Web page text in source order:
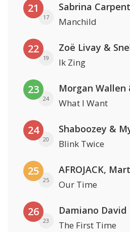
21
17
Sabrina
Manchild
22
19
Zoë Livay &
Ik Zing
23
24
Morgan Wallen
What I Want
24
20
Shaboozey &
Blink Twice
25
25 Our Time
26
23
Damiano David
The First Time